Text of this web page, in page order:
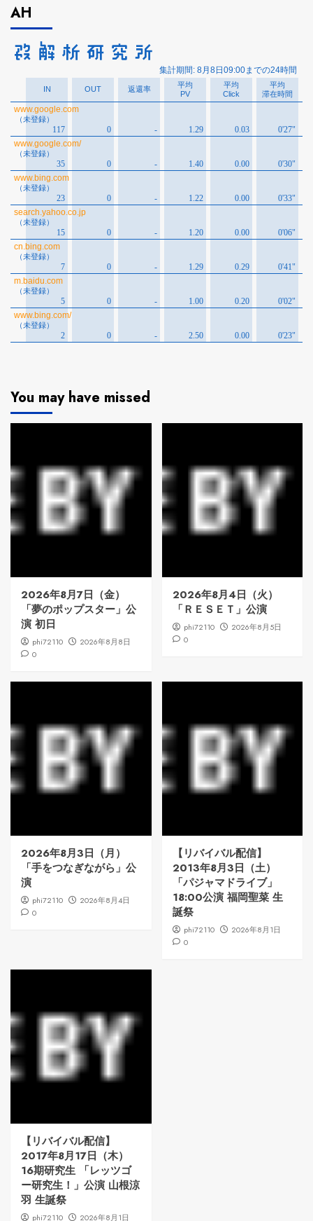
AH
You may have missed
2026年8月7日（金）
「夢のポップスター」公
演 初日
phi72110
2026年8月8日
0
2026年8月4日（火）
「ＲＥＳＥＴ」公演
phi72110
2026年8月5日
0
2026年8月3日（月）
「手をつなぎながら」公
演
phi72110
2026年8月4日
0
【リバイバル配信】
2013年8月3日（土）
「パジャマドライブ」
18:00公演 福岡聖菜 生
誕祭
phi72110
2026年8月1日
0
【リバイバル配信】
2017年8月17日（木）
16期研究生 「レッツゴ
ー研究生！」公演 山根涼
羽 生誕祭
phi72110 2026年8月1日